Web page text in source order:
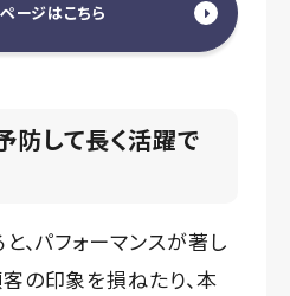
ージはこちら
防して長く活躍で
、パフォーマンスが著し
の印象を損ねたり、本